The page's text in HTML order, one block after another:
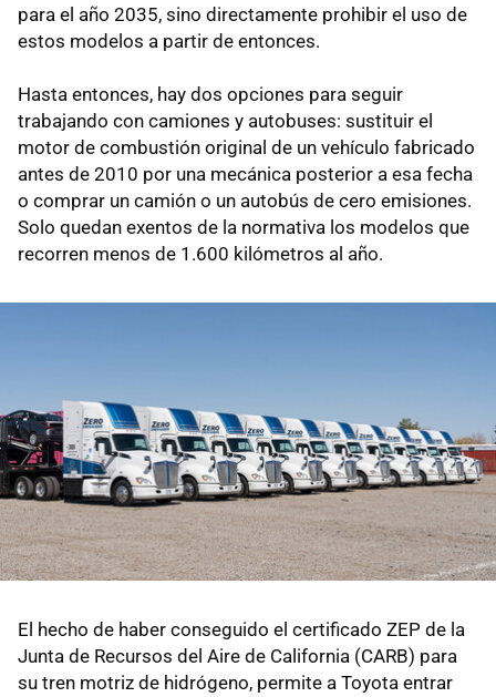
para el año 2035, sino directamente prohibir el uso de
estos modelos a partir de entonces.
Hasta entonces, hay dos opciones para seguir
trabajando con camiones y autobuses: sustituir el
motor de combustión original de un vehículo fabricado
antes de 2010 por una mecánica posterior a esa fecha
o comprar un camión o un autobús de cero emisiones.
Solo quedan exentos de la normativa los modelos que
recorren menos de 1.600 kilómetros al año.
El hecho de haber conseguido el certificado ZEP de la
Junta de Recursos del Aire de California (CARB) para
su tren motriz de hidrógeno, permite a Toyota entrar